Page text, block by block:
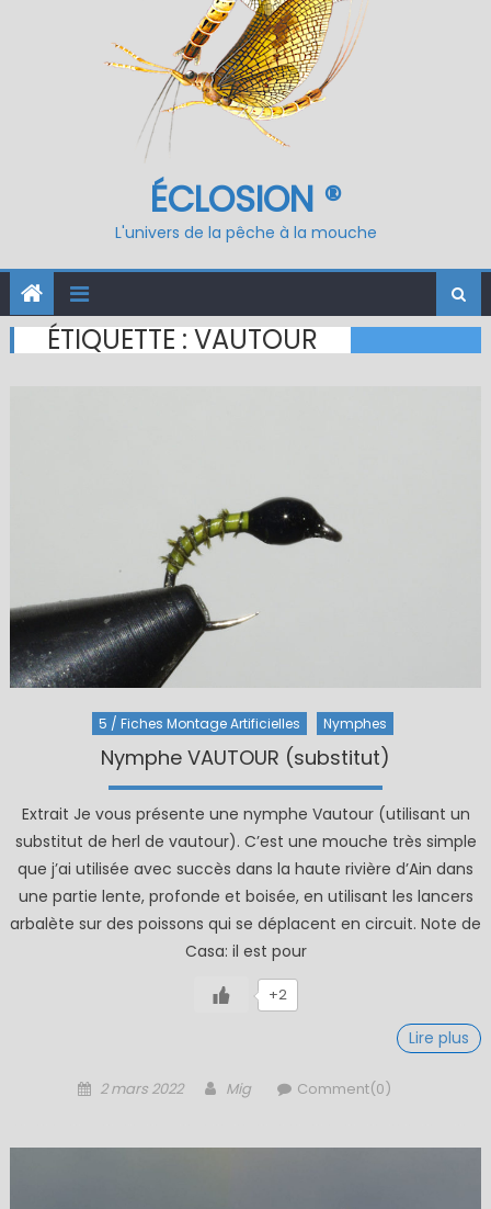
ÉCLOSION ®
L'univers de la pêche à la mouche
ÉTIQUETTE : VAUTOUR
5 / Fiches Montage Artificielles Nymphes
Nymphe VAUTOUR (substitut)
Extrait Je vous présente une nymphe Vautour (utilisant un
substitut de herl de vautour). C’est une mouche très simple
que j’ai utilisée avec succès dans la haute rivière d’Ain dans
une partie lente, profonde et boisée, en utilisant les lancers
arbalète sur des poissons qui se déplacent en circuit. Note de
Casa: il est pour
+2
Lire plus
Posted
2 mars 2022 Author
Mig Comment(0)